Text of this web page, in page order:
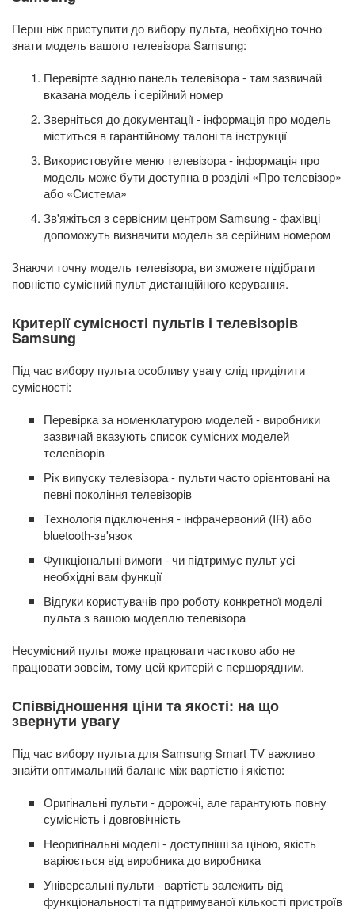
Перш ніж приступити до вибору пульта, необхідно точно
знати модель вашого телевізора Samsung:
Перевірте задню панель телевізора - там зазвичай
вказана модель і серійний номер
Зверніться до документації - інформація про модель
міститься в гарантійному талоні та інструкції
Використовуйте меню телевізора - інформація про
модель може бути доступна в розділі «Про телевізор»
або «Система»
Зв'яжіться з сервісним центром Samsung - фахівці
допоможуть визначити модель за серійним номером
Знаючи точну модель телевізора, ви зможете підібрати
повністю сумісний пульт дистанційного керування.
Критерії сумісності пультів і телевізорів
Samsung
Під час вибору пульта особливу увагу слід приділити
сумісності:
Перевірка за номенклатурою моделей - виробники
зазвичай вказують список сумісних моделей
телевізорів
Рік випуску телевізора - пульти часто орієнтовані на
певні покоління телевізорів
Технологія підключення - інфрачервоний (IR) або
bluetooth-зв'язок
Функціональні вимоги - чи підтримує пульт усі
необхідні вам функції
Відгуки користувачів про роботу конкретної моделі
пульта з вашою моделлю телевізора
Несумісний пульт може працювати частково або не
працювати зовсім, тому цей критерій є першорядним.
Співвідношення ціни та якості: на що
звернути увагу
Під час вибору пульта для Samsung Smart TV важливо
знайти оптимальний баланс між вартістю і якістю:
Оригінальні пульти - дорожчі, але гарантують повну
сумісність і довговічність
Неоригінальні моделі - доступніші за ціною, якість
варіюється від виробника до виробника
Універсальні пульти - вартість залежить від
функціональності та підтримуваної кількості пристроїв